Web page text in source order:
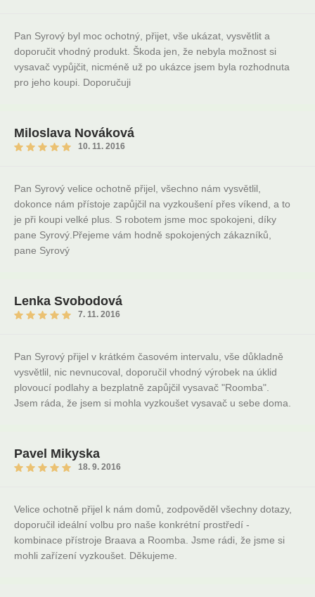
Pan Syrový byl moc ochotný, přijet, vše ukázat, vysvětlit a
doporučit vhodný produkt. Škoda jen, že nebyla možnost si
vysavač vypůjčit, nicméně už po ukázce jsem byla rozhodnuta
pro jeho koupi. Doporučuji
Miloslava Nováková
10. 11. 2016
Pan Syrový velice ochotně přijel, všechno nám vysvětlil,
dokonce nám přístoje zapůjčil na vyzkoušení přes víkend, a to
je při koupi velké plus. S robotem jsme moc spokojeni, díky
pane Syrový.Přejeme vám hodně spokojených zákazníků,
pane Syrový
Lenka Svobodová
7. 11. 2016
Pan Syrový přijel v krátkém časovém intervalu, vše důkladně
vysvětlil, nic nevnucoval, doporučil vhodný výrobek na úklid
plovoucí podlahy a bezplatně zapůjčil vysavač "Roomba".
Jsem ráda, že jsem si mohla vyzkoušet vysavač u sebe doma.
Pavel Mikyska
18. 9. 2016
Velice ochotně přijel k nám domů, zodpověděl všechny dotazy,
doporučil ideální volbu pro naše konkrétní prostředí -
kombinace přístroje Braava a Roomba. Jsme rádi, že jsme si
mohli zařízení vyzkoušet. Děkujeme.